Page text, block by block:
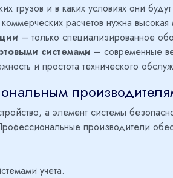
грузов и в каких условиях они будут
расчетов нужна высокая
– только специализированное
системами – современные
и простота технического
а элемент системы
производители
учета.